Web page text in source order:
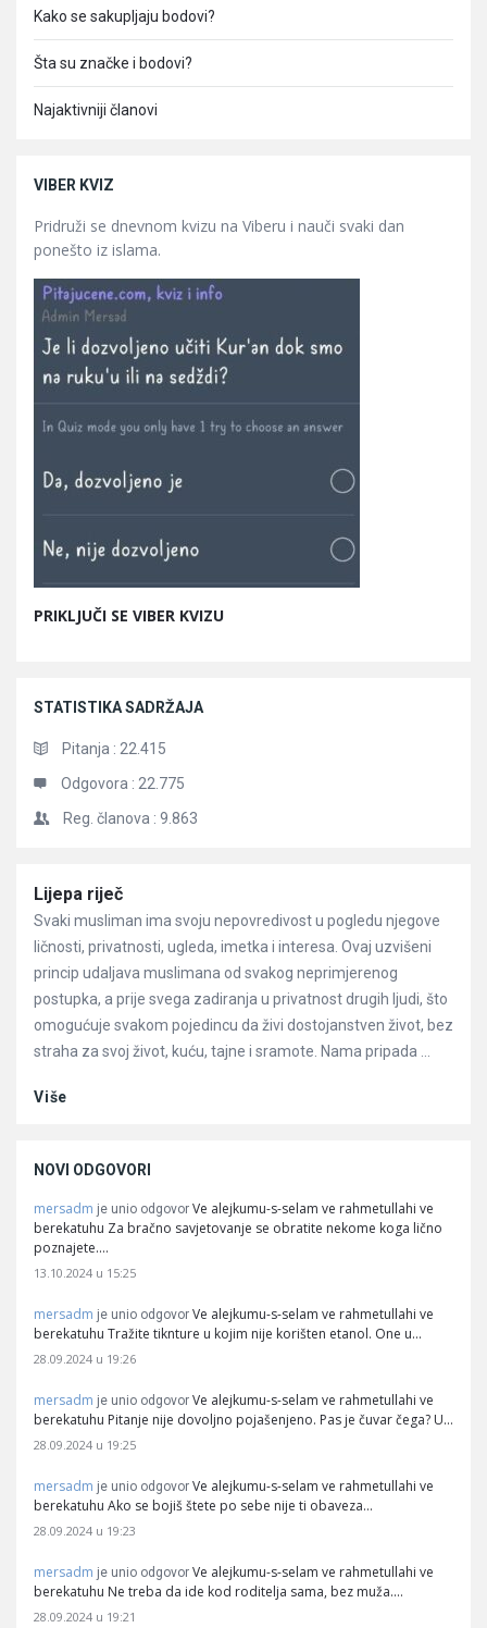
Kako se sakupljaju bodovi?
Šta su značke i bodovi?
Najaktivniji članovi
VIBER KVIZ
Pridruži se dnevnom kvizu na Viberu i nauči svaki dan
ponešto iz islama.
PRIKLJUČI SE VIBER KVIZU
STATISTIKA SADRŽAJA
Pitanja : 22.415
Odgovora : 22.775
Reg. članova : 9.863
Članci
Lijepa riječ
Svaki musliman ima svoju nepovredivost u pogledu njegove
ličnosti, privatnosti, ugleda, imetka i interesa. Ovaj uzvišeni
princip udaljava muslimana od svakog neprimjerenog
postupka, a prije svega zadiranja u privatnost drugih ljudi, što
omogućuje svakom pojedincu da živi dostojanstven život, bez
straha za svoj život, kuću, tajne i sramote. Nama pripada ...
Više
NOVI ODGOVORI
mersadm je unio odgovor Ve alejkumu-s-selam ve rahmetullahi ve
berekatuhu Za bračno savjetovanje se obratite nekome koga lično
poznajete.…
13.10.2024 u 15:25
mersadm je unio odgovor Ve alejkumu-s-selam ve rahmetullahi ve
berekatuhu Tražite tiknture u kojim nije korišten etanol. One u…
28.09.2024 u 19:26
mersadm je unio odgovor Ve alejkumu-s-selam ve rahmetullahi ve
berekatuhu Pitanje nije dovoljno pojašenjeno. Pas je čuvar čega? U…
28.09.2024 u 19:25
mersadm je unio odgovor Ve alejkumu-s-selam ve rahmetullahi ve
berekatuhu Ako se bojiš štete po sebe nije ti obaveza…
28.09.2024 u 19:23
mersadm je unio odgovor Ve alejkumu-s-selam ve rahmetullahi ve
berekatuhu Ne treba da ide kod roditelja sama, bez muža.…
28.09.2024 u 19:21